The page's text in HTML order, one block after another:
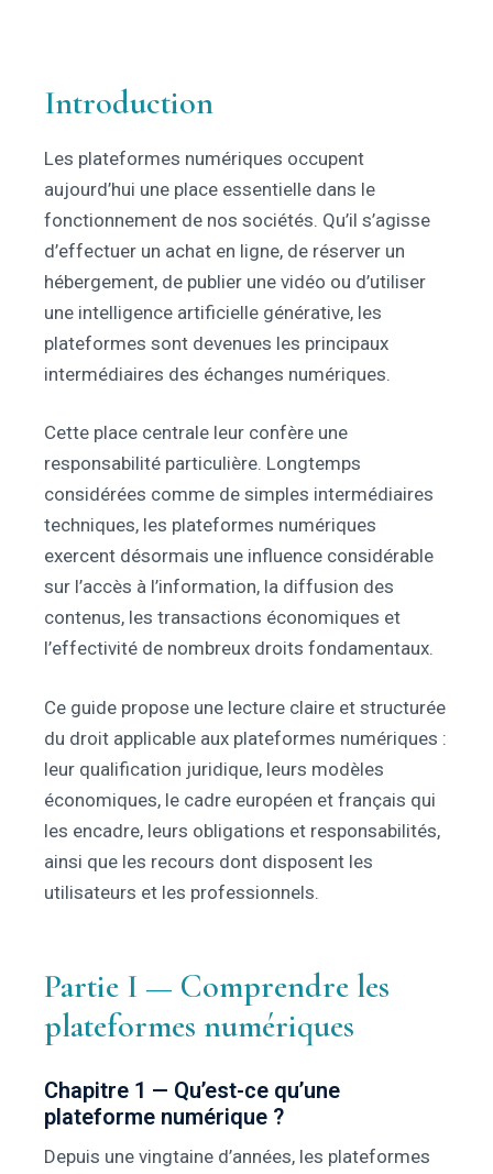
Introduction
Les plateformes numériques occupent
aujourd’hui une place essentielle dans le
fonctionnement de nos sociétés. Qu’il s’agisse
d’effectuer un achat en ligne, de réserver un
hébergement, de publier une vidéo ou d’utiliser
une intelligence artificielle générative, les
plateformes sont devenues les principaux
intermédiaires des échanges numériques.
Cette place centrale leur confère une
responsabilité particulière. Longtemps
considérées comme de simples intermédiaires
techniques, les plateformes numériques
exercent désormais une influence considérable
sur l’accès à l’information, la diffusion des
contenus, les transactions économiques et
l’effectivité de nombreux droits fondamentaux.
Ce guide propose une lecture claire et structurée
du droit applicable aux plateformes numériques :
leur qualification juridique, leurs modèles
économiques, le cadre européen et français qui
les encadre, leurs obligations et responsabilités,
ainsi que les recours dont disposent les
utilisateurs et les professionnels.
Partie I — Comprendre les
plateformes numériques
Chapitre 1 — Qu’est-ce qu’une
plateforme numérique ?
Depuis une vingtaine d’années, les plateformes